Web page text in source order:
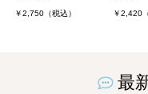
￥2,750（税込） ￥2,420
最